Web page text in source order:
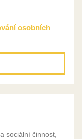
osobních
sociální činnost,